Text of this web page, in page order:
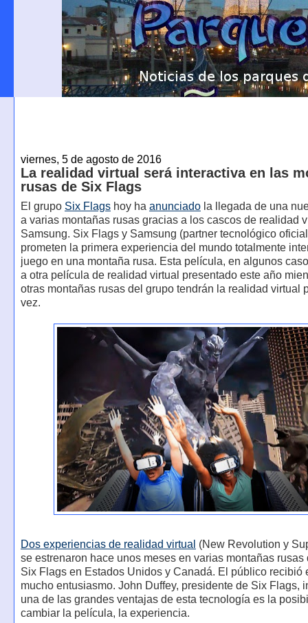
viernes, 5 de agosto de 2016
La realidad virtual será interactiva en las
rusas de Six Flags
El grupo Six Flagshoy ha anunciadola llegada de una
a varias montañas rusas gracias a los cascos de realidad
Samsung. Six Flags y Samsung (partner tecnológico
prometen la primera experiencia del mundo totalmente
juego en una montaña rusa. Esta película, en algunos
a otra película de realidad virtual presentado este año
otras montañas rusas del grupo tendrán la realidad virtual
vez.
Dos experiencias de realidad virtual (New Revolution y
se estrenaron hace unos meses en varias montañas rusas
Six Flags en Estados Unidos y Canadá. El público recibió
mucho entusiasmo. John Duffey, presidente de Six Flags,
una de las grandes ventajas de esta tecnología es la
cambiar la película, la experiencia.